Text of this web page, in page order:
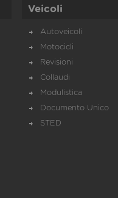
Veicoli
Autoveicoli
Motocicli
Revisioni
Collaudi
Modulistica
Documento Unico
STED